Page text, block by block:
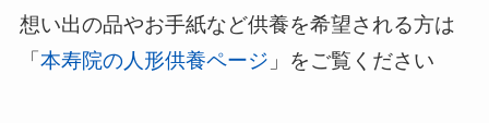
想い出の品やお手紙など供養を希望される方は
「 本寿院の人形供養ページ 」をご覧ください